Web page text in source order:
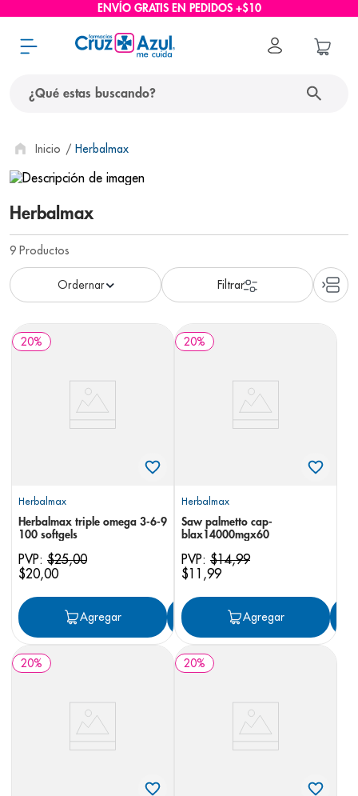
ENVÍO GRATIS EN PEDIDOS +$10
Herbalmax
Herbalmax
9 Productos
20%
Herbalmax
Herbalmax triple omega 3-6-9
100 softgels
PVP: $25,00
$20,00
Agregar Agregar
20%
Herbalmax
Saw palmetto cap-
blax14000mgx60
PVP: $14,99
$11 ,99
Agregar
20% 20%
términos más buscados
1. protector solar
2. pañales
3. eucerin
4. cerave
nivea
6. shampoo
7.
pediasure
desodorante